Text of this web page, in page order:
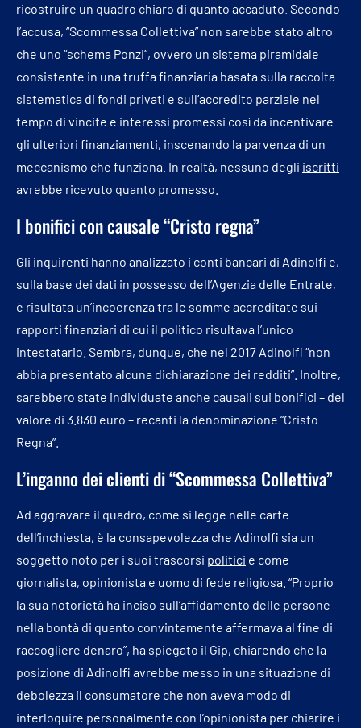
ricostruire un quadro chiaro di quanto accaduto. Secondo
l’accusa, “Scommessa Collettiva” non sarebbe stato altro
che uno “schema Ponzi”, ovvero un sistema piramidale
consistente in una truffa finanziaria basata sulla raccolta
sistematica di fondi privati e sull’accredito parziale nel
tempo di vincite e interessi promessi così da incentivare
gli ulteriori finanziamenti, inscenando la parvenza di un
meccanismo che funziona. In realtà, nessuno degli iscritti
avrebbe ricevuto quanto promesso.
I bonifici con causale “Cristo regna”
Gli inquirenti hanno analizzato i conti bancari di Adinolfi e,
sulla base dei dati in possesso dell’Agenzia delle Entrate,
è risultata un’incoerenza tra le somme accreditate sui
rapporti finanziari di cui il politico risultava l’unico
intestatario. Sembra, dunque, che nel 2017 Adinolfi “non
abbia presentato alcuna dichiarazione dei redditi”. Inoltre,
sarebbero state individuate anche causali sui bonifici – del
valore di 3.830 euro – recanti la denominazione “Cristo
Regna”.
L’inganno dei clienti di “Scommessa Collettiva”
Ad aggravare il quadro, come si legge nelle carte
dell’inchiesta, è la consapevolezza che Adinolfi sia un
soggetto noto per i suoi trascorsi politici e come
giornalista, opinionista e uomo di fede religiosa. “Proprio
la sua notorietà ha inciso sull’affidamento delle persone
nella bontà di quanto convintamente affermava al fine di
raccogliere denaro”, ha spiegato il Gip, chiarendo che la
posizione di Adinolfi avrebbe messo in una situazione di
debolezza il consumatore che non aveva modo di
interloquire personalmente con l’opinionista per chiarire i